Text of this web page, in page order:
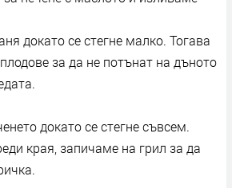
докато се стегне малко. Тогава
за да не потънат на дъното
докато се стегне съвсем.
края, запичаме на грил за да